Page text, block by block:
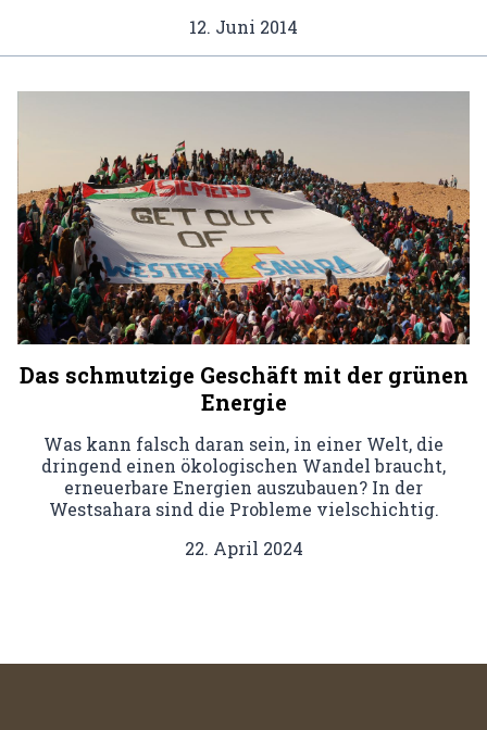
12. Juni 2014
Das schmutzige Geschäft mit der grünen
Energie
Was kann falsch daran sein, in einer Welt, die
dringend einen ökologischen Wandel braucht,
erneuerbare Energien auszubauen? In der
Westsahara sind die Probleme vielschichtig.
22. April 2024